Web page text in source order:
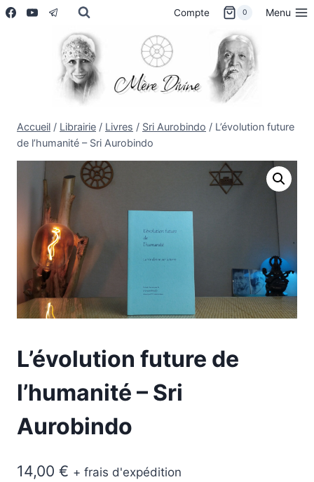
Aller
Compte 0 Menu
Accueil / Librairie / Livres / Sri Aurobindo / L’évolution future
de l’humanité – Sri Aurobindo
L’évolution future de
l’humanité – Sri
Aurobindo
14,00 € + frais d'expédition